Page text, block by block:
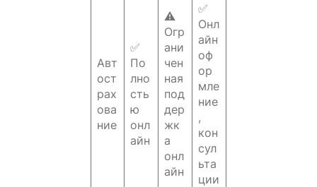
Авт
ост
рах
ова
ние
✅
По
лно
сть
ю
онл
айн
⚠️
Огр
ани
чен
ная
под
дер
жк
а
онл
айн
✅
Онл
айн
оф
ор
мле
ние
,
кон
сул
ьта
ции